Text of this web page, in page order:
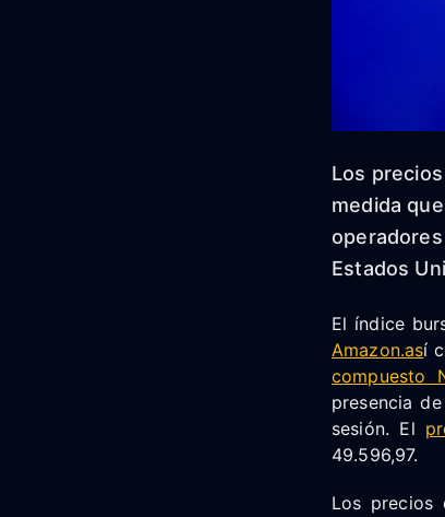
Los
medida
Estados
El índice
Amazon.así
compuesto
presencia
sesión. El
49.596,97.
Los precios